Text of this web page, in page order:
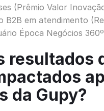
(Prêmio Valor
B2B em atendimento
Época Negócios
resultados
da Gupy?